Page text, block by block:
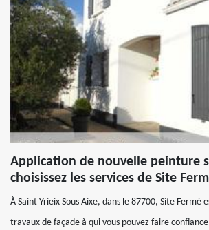
Application de nouvelle peinture
choisissez les services de Site
À Saint Yrieix Sous Aixe, dans le 87700, Site Fermé
travaux de façade à qui vous pouvez faire